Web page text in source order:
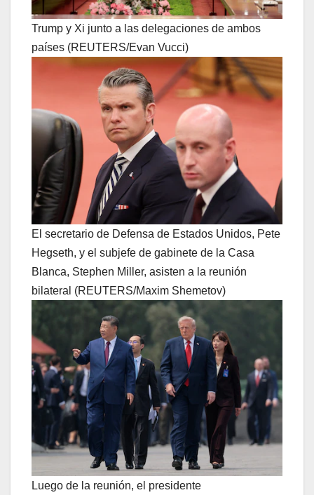
Trump y Xi junto a las delegaciones de ambos
países (REUTERS/Evan Vucci)
El secretario de Defensa de Estados Unidos, Pete
Hegseth, y el subjefe de gabinete de la Casa
Blanca, Stephen Miller, asisten a la reunión
bilateral (REUTERS/Maxim Shemetov)
Luego de la reunión, el presidente